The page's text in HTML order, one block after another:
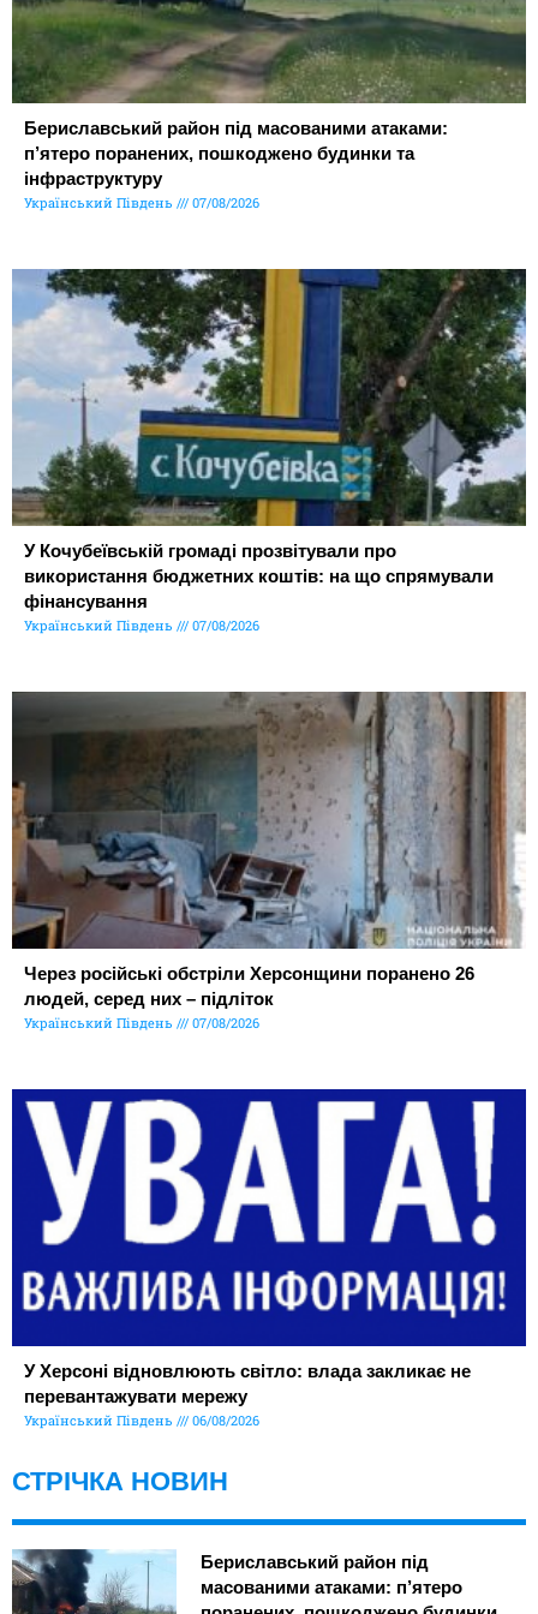
Бериславський район під масованими атаками:
п’ятеро поранених, пошкоджено будинки та
інфраструктуру
Український Південь 07/08/2026
У Кочубеївській громаді прозвітували про
використання бюджетних коштів: на що спрямували
фінансування
Український Південь 07/08/2026
Через російські обстріли Херсонщини поранено 26
людей, серед них – підліток
Український Південь 07/08/2026
У Херсоні відновлюють світло: влада закликає не
перевантажувати мережу
Український Південь 06/08/2026
СТРІЧКА НОВИН
Бериславський район під
масованими атаками: п’ятеро